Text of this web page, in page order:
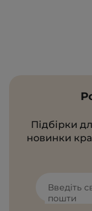
Підбірки
новинки
Введіть
пошти